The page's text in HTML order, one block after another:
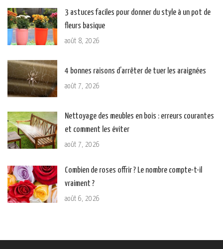
3 astuces faciles pour donner du style à un pot de
fleurs basique
août 8, 2026
4 bonnes raisons d’arrêter de tuer les araignées
août 7, 2026
Nettoyage des meubles en bois : erreurs courantes
et comment les éviter
août 7, 2026
Combien de roses offrir ? Le nombre compte-t-il
vraiment ?
août 6, 2026